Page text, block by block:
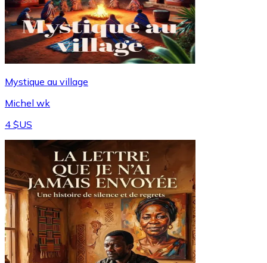
Mystique au village
Michel wk
4 $US